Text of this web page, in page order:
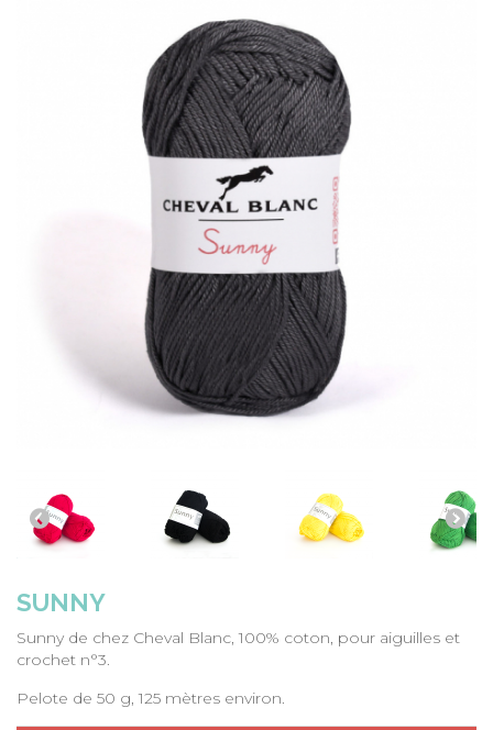
SUNNY
Sunny de chez Cheval Blanc, 100% coton, pour aiguilles et
crochet n°3.
Pelote de 50 g, 125 mètres environ.